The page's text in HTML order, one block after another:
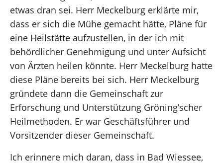
etwas dran sei. Herr Meckelburg erklärte mir,
dass er sich die Mühe gemacht hätte, Pläne für
eine Heilstätte aufzustellen, in der ich mit
behördlicher Genehmigung und unter Aufsicht
von Ärzten heilen könnte. Herr Meckelburg hatte
diese Pläne bereits bei sich. Herr Meckelburg
gründete dann die Gemeinschaft zur
Erforschung und Unterstützung Gröning’scher
Heilmethoden. Er war Geschäftsführer und
Vorsitzender dieser Gemeinschaft.
Ich erinnere mich daran, dass in Bad Wiessee,